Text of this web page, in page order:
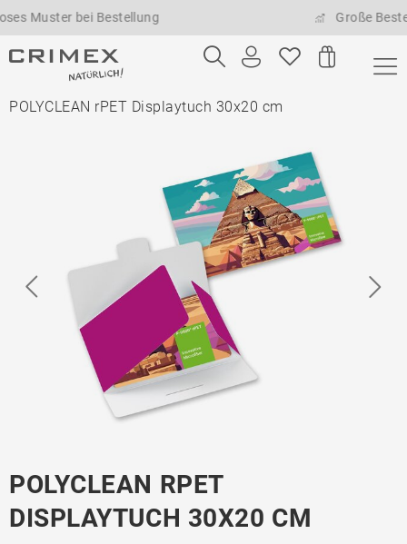
bei Bestellung Große
POLYCLEAN rPET Displaytuch 30x20 cm
POLYCLEAN RPET
DISPLAYTUCH 30X20 CM